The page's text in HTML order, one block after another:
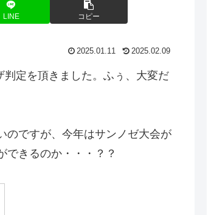
LINE コピー
2025.01.11 2025.02.09
定を頂きました。ふぅ、大変だ
のですが、今年はサンノゼ大会が
できるのか・・・？？